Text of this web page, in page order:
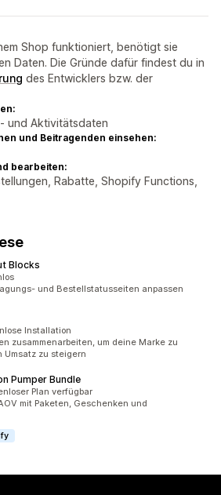
Shop funktioniert, benötigt sie
Daten. Die Gründe dafür findest du in
des Entwicklers bzw. der
und Aktivitätsdaten
und Beitragenden einsehen:
bearbeiten:
Rabatte, Shopify Functions,
Blocks
und Bestellstatusseiten anpassen
Installation
zusammenarbeiten, um deine Marke zu
Umsatz zu steigern
Pumper Bundle
insgesamtPlan verfügbar
mit Paketen, Geschenken und